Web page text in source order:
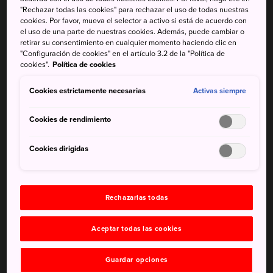
social y espiritual
Situado a unos tres kilómetros y medio del vecino
santuario Shimogamo-jinja
se encuentra el santuario
Kamigamo-jinja y sus amplios terrenos adyacentes, junto a
Los terrenos del santuario acogen un mercado y feria
El festival Kamo, también conocido como el Aoi Matsuri,
es uno de los festivales más grandes de Kioto y se celebra
en los dos santuarios Kamo
"Rechazar todas las cookies" para rechazar el uso de todas nuestras
cookies. Por favor, mueva el selector a activo si está de acuerdo con
el uso de una parte de nuestras cookies. Además, puede cambiar o
retirar su consentimiento en cualquier momento haciendo clic en
"Configuración de cookies" en el artículo 3.2 de la "Política de
cookies". Política de cookies
Cookies estrictamente necesarias Activas siempre
Cookies de rendimiento
Cookies dirigidas
Rechazarlas todas
Aceptar todas las cookies
Guardar opciones